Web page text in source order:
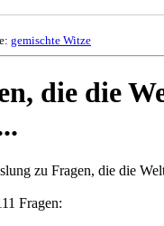
gemischte Witze
die die
zu Fragen, die die
Fragen: